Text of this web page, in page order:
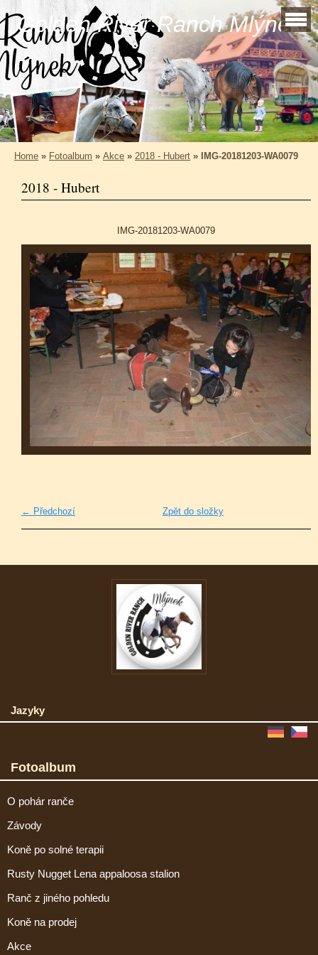
Golden River Ranch Mlýnek
Home » Fotoalbum » Akce » 2018 - Hubert » IMG-20181203-WA0079
2018 - Hubert
IMG-20181203-WA0079
← Předchozí Zpět do složky
Jazyky
Fotoalbum
O pohár ranče
Závody
Koně po solné terapii
Rusty Nugget Lena appaloosa stalion
Ranč z jiného pohledu
Koně na prodej
Akce